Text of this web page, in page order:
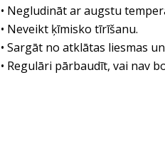
• Negludināt ar augstu
• Neveikt ķīmisko tīrīšanu.
• Sargāt no atklātas liesmas
• Regulāri pārbaudīt, vai nav